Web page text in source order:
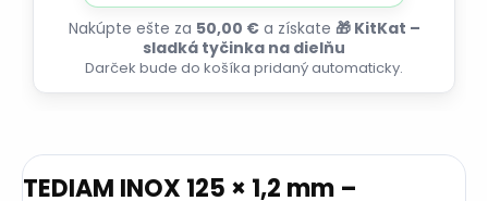
Nakúpte ešte za 50,00 €a získate 🎁 KitKat –
sladká tyčinka na dielňu
Darček bude do košíka pridaný automaticky.
TEDIAM INOX 125 × 1,2 mm –